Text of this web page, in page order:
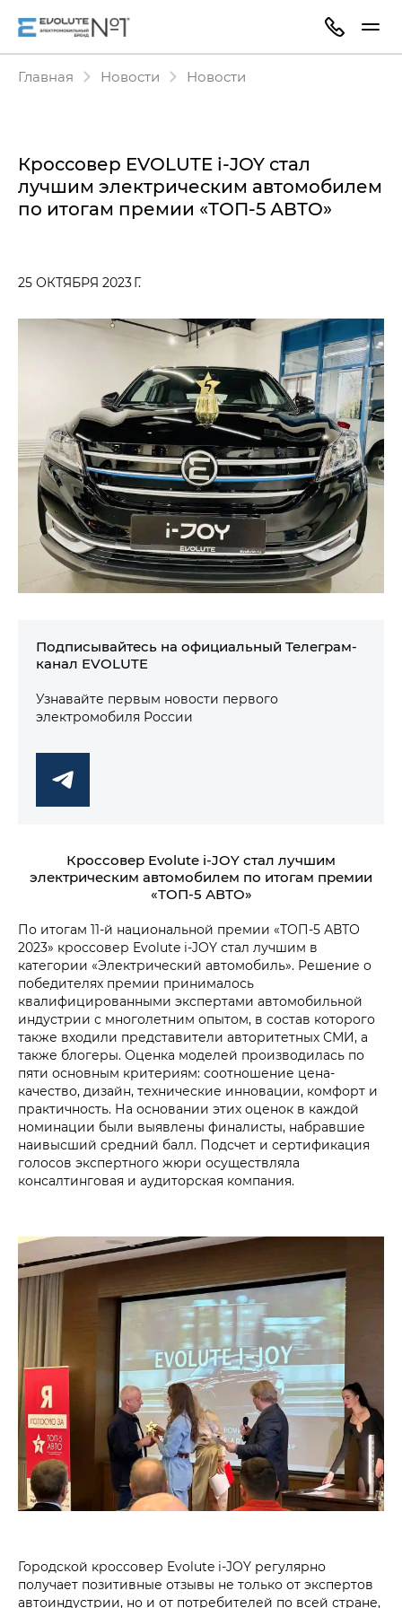
Главная Новости Новости
Кроссовер EVOLUTE i-JOY стал
лучшим электрическим автомобилем
по итогам премии «ТОП-5 АВТО»
25 ОКТЯБРЯ 2023 Г.
Подписывайтесь на официальный Телеграм-
канал EVOLUTE
Узнавайте первым новости первого
электромобиля России
Кроссовер Evolute i‑JOY стал лучшим
электрическим автомобилем по итогам премии
«ТОП-5 АВТО»
По итогам 11-й национальной премии «ТОП-5 АВТО
2023» кроссовер Evolute i‑JOY стал лучшим в
категории «Электрический автомобиль». Решение о
победителях премии принималось
квалифицированными экспертами автомобильной
индустрии с многолетним опытом, в состав которого
также входили представители авторитетных СМИ, а
также блогеры. Оценка моделей производилась по
пяти основным критериям: соотношение цена-
качество, дизайн, технические инновации, комфорт и
практичность. На основании этих оценок в каждой
номинации были выявлены финалисты, набравшие
наивысший средний балл. Подсчет и сертификация
голосов экспертного жюри осуществляла
консалтинговая и аудиторская компания.
Городской кроссовер Evolute i‑JOY регулярно
получает позитивные отзывы не только от экспертов
автоиндустрии, но и от потребителей по всей стране,